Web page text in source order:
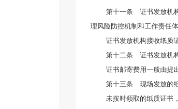
第十一条 证书发放机
理风险防控机制和工作责任
证书发放机构接收纸质
第十二条 证书发放机
证书邮寄费用一般由提
第十三条 现场发放的
未按时领取的纸质证书